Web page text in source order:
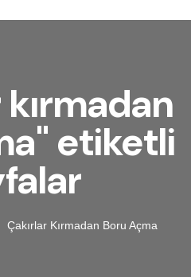
etiketli
Çakırlar Kırmadan Boru Açma